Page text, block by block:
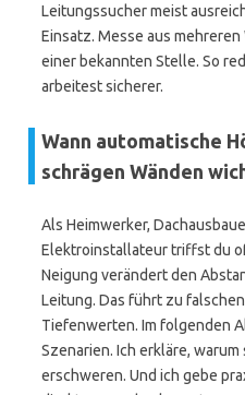
Leitungssucher meist
Einsatz. Messe aus
einer bekannten Stelle. So
arbeitest sicherer.
Wann automatische
schrägen Wänden
Als Heimwerker,
Elektroinstallateur triffst du
Neigung verändert den
Leitung. Das führt zu
Tiefenwerten. Im folgenden
Szenarien. Ich erkläre,
erschweren. Und ich gebe